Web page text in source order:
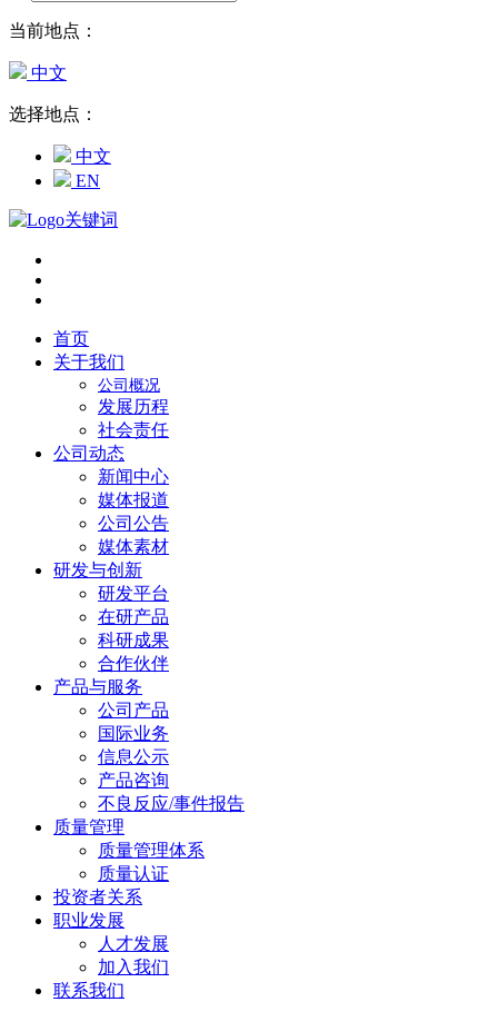
当前地点：
中文
选择地点：
中文
EN
首页
关于我们
公司概况
发展历程
社会责任
公司动态
新闻中心
媒体报道
公司公告
媒体素材
研发与创新
研发平台
在研产品
科研成果
合作伙伴
产品与服务
公司产品
国际业务
信息公示
产品咨询
不良反应/事件报告
质量管理
质量管理体系
质量认证
投资者关系
职业发展
人才发展
加入我们
联系我们